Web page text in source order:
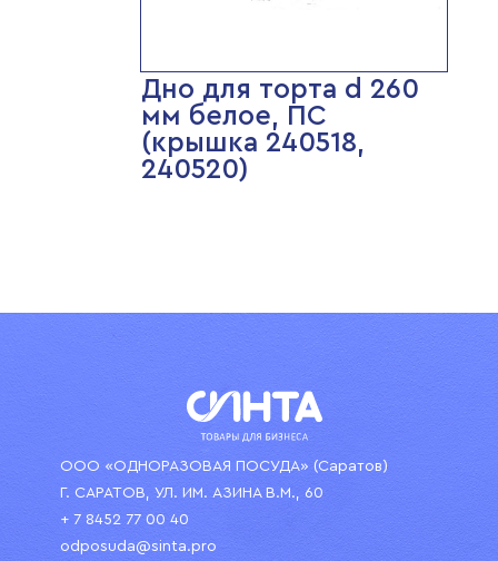
Дно для торта d 260
мм белое, ПС
(крышка 240518,
240520)
ООО «ОДНОРАЗОВАЯ ПОСУДА» (Саратов)
Г. САРАТОВ, УЛ. ИМ. АЗИНА В.М., 60
+ 7 8452 77 00 40
odposuda@sinta.pro